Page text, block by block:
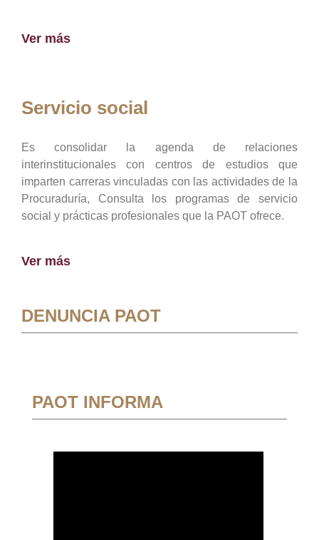
Ver más
Servicio social
Es consolidar la agenda de relaciones
interinstitucionales con centros de estudios que
imparten carreras vinculadas con las actividades de la
Procuraduría, Consulta los programas de servicio
social y prácticas profesionales que la PAOT ofrece.
Ver más
DENUNCIA PAOT
PAOT INFORMA